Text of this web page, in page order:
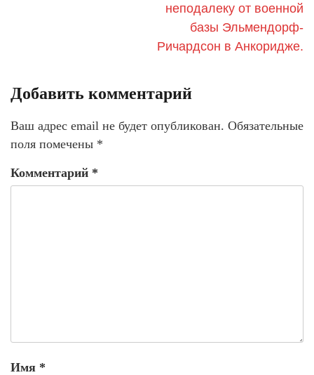
неподалеку от военной
базы Эльмендорф-
Ричардсон в Анкоридже.
Добавить комментарий
Ваш адрес email не будет опубликован. Обязательные
поля помечены *
Комментарий *
Имя *